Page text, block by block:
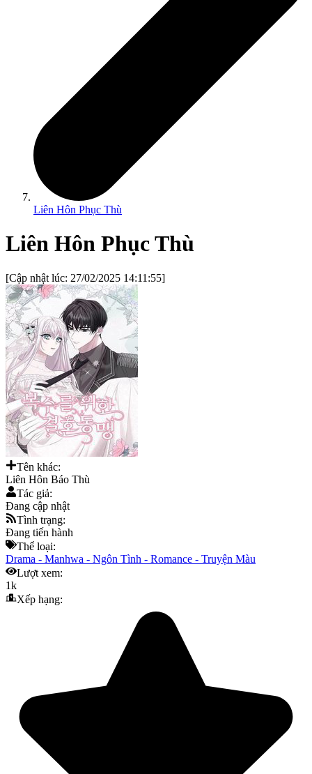
Liên Hôn Phục Thù
Liên Hôn Phục Thù
[Cập nhật lúc: 27/02/2025 14:11:55]
Tên khác:
Liên Hôn Báo Thù
Tác giả:
Đang cập nhật
Tình trạng:
Đang tiến hành
Thể loại:
Drama - Manhwa - Ngôn Tình - Romance - Truyện Màu
Lượt xem:
1k
Xếp hạng: